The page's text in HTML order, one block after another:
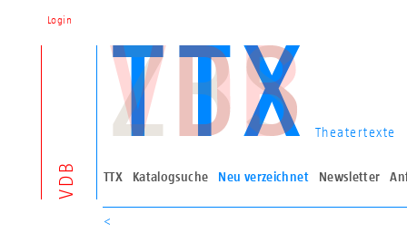
VDB
Theatertexte
TTX Katalogsuche Neu verzeichnet Newsletter
Login
<